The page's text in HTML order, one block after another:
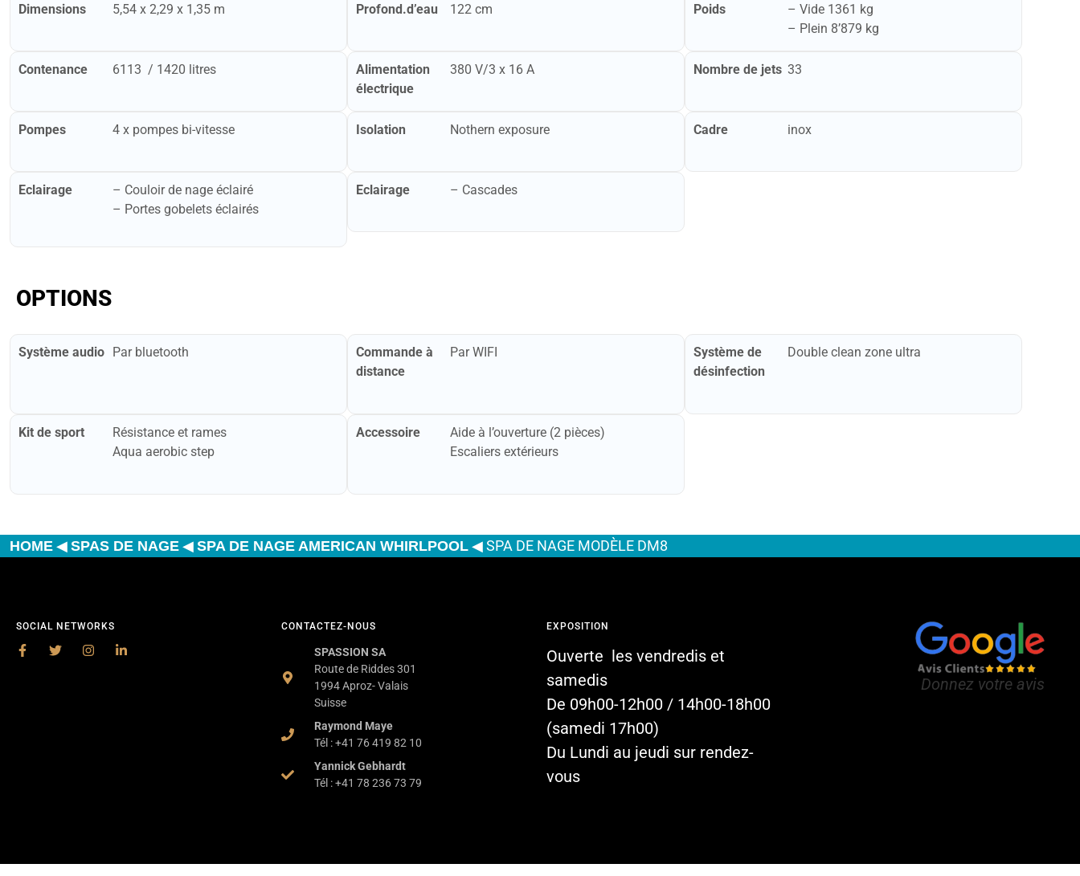
Dimensions 5,54 x 2,29 x 1,35 m Profond.d’eau 122 cm Poids
– Vide ​​1361 kg
– Plein ​​8’879 kg
Contenance 6113 / 1420 litres
Alimentation
électrique
380 V/3 x 16 A Nombre de jets 33
Pompes 4 x pompes bi-vitesse Isolation Nothern exposure Cadre inox
Eclairage
– ​Couloir de nage éclairé
– ​Portes gobelets éclairés
Eclairage – Cascades
OPTIONS
Système audio Par bluetooth
Commande à
distance
Par WIFI
Système de
désinfection
Double clean zone ultra
Kit de sport
Résistance et rames
Aqua aerobic step
Accessoire
Aide à l’ouverture (2 pièces)
Escaliers extérieurs
HOME ◀ SPAS DE NAGE ◀ SPA DE NAGE AMERICAN WHIRLPOOL ◀SPA DE NAGE MODÈLE DM8
SOCIAL NETWORKS CONTACTEZ-NOUS
SPASSION SA
Route de Riddes 301
1994 Aproz- Valais
Suisse
Raymond Maye
Tél : +41 76 419 82 10
Yannick Gebhardt
Tél : +41 78 236 73 79
EXPOSITION
Ouverte les vendredis et
samedis
De 09h00-12h00 / 14h00-18h00
(samedi 17h00)
Du Lundi au jeudi sur rendez-
vous
Donnez votre avis